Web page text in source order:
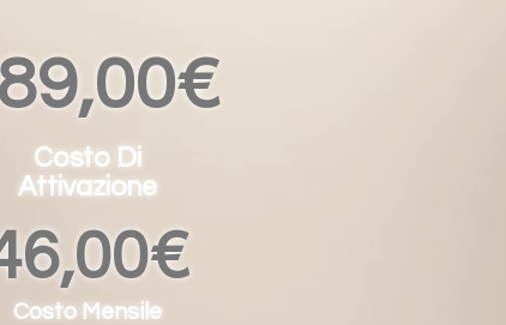
Costo Di
Attivazione
Costo Mensile